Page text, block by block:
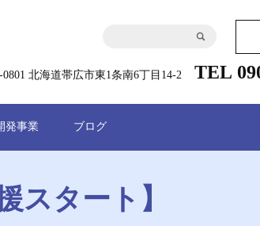
海道帯広市東1条南6丁目14-2 TEL
発事業 ブログ
スタート】